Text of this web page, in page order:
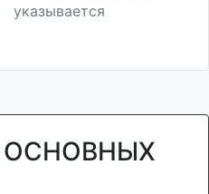
указывается
ОСНОВНЫХ